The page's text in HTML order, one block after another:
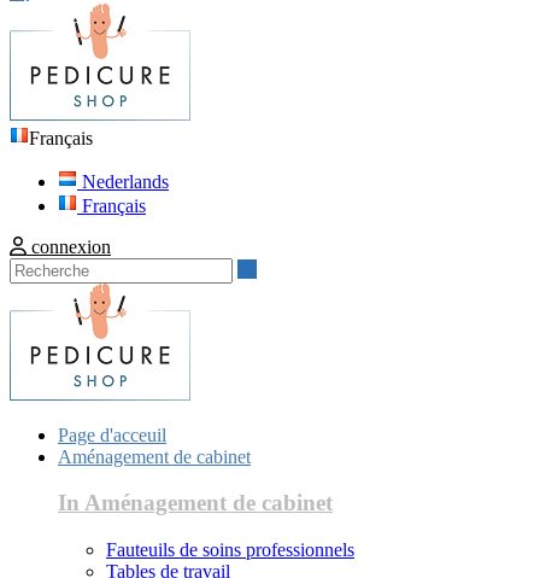
Français
Nederlands
Français
connexion
Page d'acceuil
Aménagement de cabinet
In Aménagement de cabinet
Fauteuils de soins professionnels
Tables de travail